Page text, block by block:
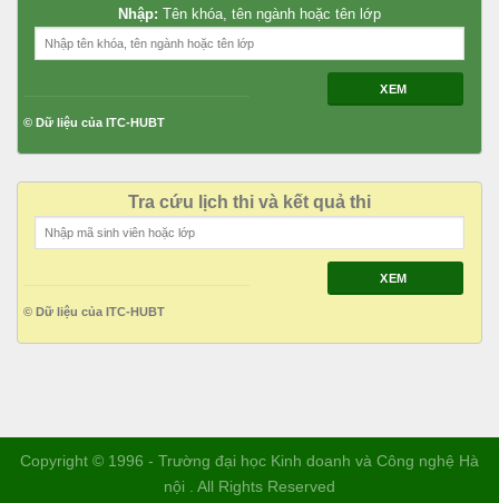
Nhập: Tên khóa, tên ngành hoặc tên lớp
XEM
© Dữ liệu của ITC-HUBT
Tra cứu lịch thi và kết quả thi
XEM
© Dữ liệu của ITC-HUBT
Copyright © 1996 - Trường đại học Kinh doanh và Công nghệ Hà
nội . All Rights Reserved